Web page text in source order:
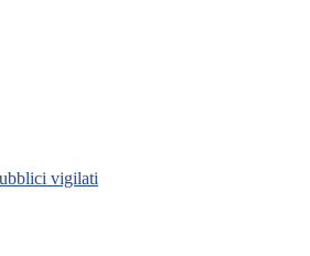
vigilati